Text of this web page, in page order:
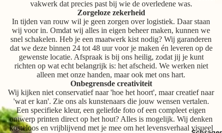
vakwerk dat precies past bij wie de overledene was.
Zorgeloze zekerheid
In tijden van rouw wil je geen zorgen over logistiek. Daar staan
wij voor in. Omdat wij alles in eigen beheer maken, kunnen we
snel schakelen. Heb je een maatwerk kist nodig? Wij garanderen
dat we deze binnen 24 tot 48 uur voor je maken én leveren op de
gewenste locatie. Afspraak is bij ons heilig, zodat jij je kunt
richten op wat echt belangrijk is: het afscheid. We werken niet
alleen met onze handen, maar ook met ons hart.
Onbegrensde creativiteit
Wij kijken niet conservatief naar 'hoe het hoort', maar creatief naar
'wat er kan'. Zie ons als kunstenaars die jouw wensen vertalen.
Een specifieke kleur, een geliefde foto of een compleet eigen
ontwerp printen direct op het hout? Alles is mogelijk. Wij denken
kosteloos en vrijblijvend met je mee om het levensverhaal visueel